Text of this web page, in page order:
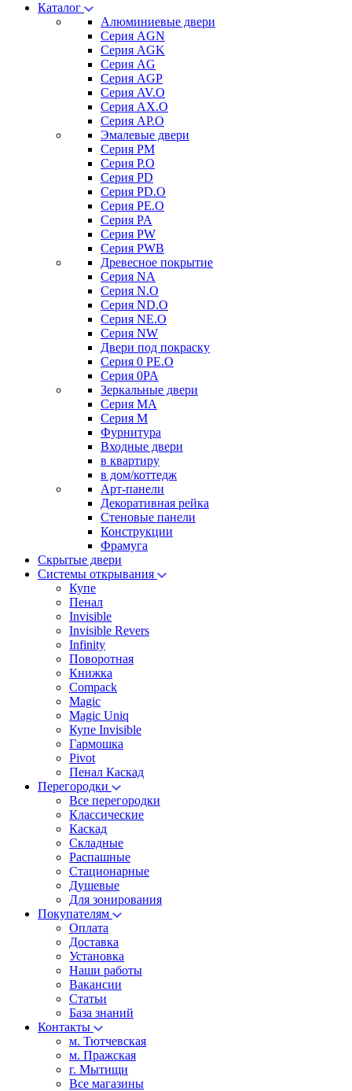
Каталог
Алюминиевые двери
Серия AGN
Серия AGK
Серия AG
Серия AGP
Серия AV.O
Серия AX.O
Серия AP.O
Эмалевые двери
Серия PM
Серия P.O
Серия PD
Серия PD.O
Серия PE.O
Серия PA
Серия PW
Серия PWB
Древесное покрытие
Серия NA
Серия N.O
Серия ND.O
Серия NE.O
Серия NW
Двери под покраску
Серия 0 PE.O
Серия 0PA
Зеркальные двери
Серия MA
Серия M
Фурнитура
Входные двери
в квартиру
в дом/коттедж
Арт-панели
Декоративная рейка
Стеновые панели
Конструкции
Фрамуга
Скрытые двери
Системы открывания
Купе
Пенал
Invisible
Invisible Revers
Infinity
Поворотная
Книжка
Compack
Magic
Magic Uniq
Купе Invisible
Гармошка
Pivot
Пенал Каскад
Перегородки
Все перегородки
Классические
Каскад
Складные
Распашные
Стационарные
Душевые
Для зонирования
Покупателям
Оплата
Доставка
Установка
Наши работы
Вакансии
Статьи
База знаний
Контакты
м. Тютчевская
м. Пражская
г. Мытищи
Все магазины